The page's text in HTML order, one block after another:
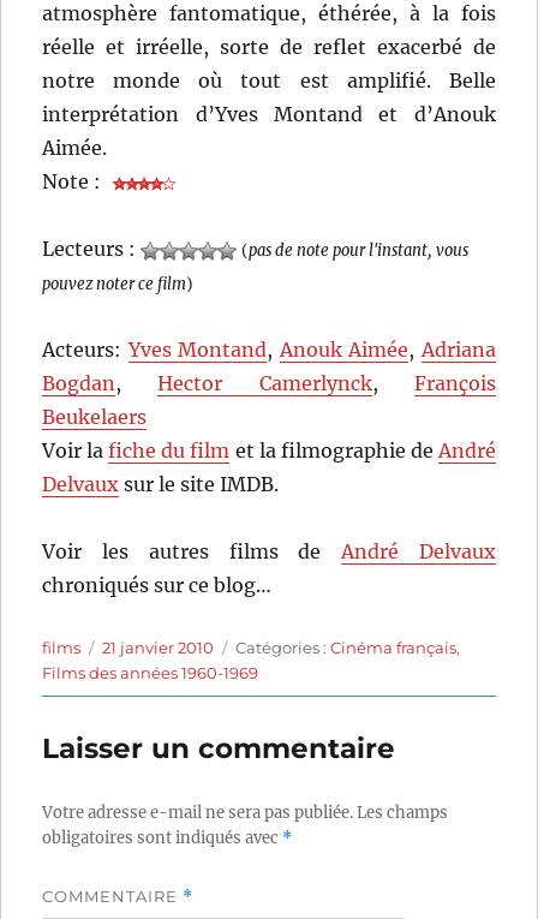
atmosphère fantomatique, éthérée, à la fois
réelle et irréelle, sorte de reflet exacerbé de
notre monde où tout est amplifié. Belle
interprétation d’Yves Montand et d’Anouk
Aimée.
Note :
Lecteurs : (pas de note pour l'instant, vous
pouvez noter ce film)
Acteurs:Yves Montand,Anouk Aimée,Adriana
Bogdan,Hector Camerlynck, François
Beukelaers
Voir lafiche du film et la filmographie deAndré
Delvaux sur le site IMDB.
Voir les autres films deAndré Delvaux
chroniqués sur ce blog…
Auteur
films
Publié
le
21 janvier 2010 Catégories
Catégories :Cinéma français,
Films des années 1960-1969
Laisser un commentaire
Votre adresse e-mail ne sera pas publiée.Les champs
obligatoires sont indiqués avec *
COMMENTAIRE *